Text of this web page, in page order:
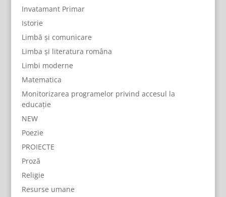
Invatamant Primar
Istorie
Limbă și comunicare
Limba și literatura româna
Limbi moderne
Matematica
Monitorizarea programelor privind accesul la
educație
NEW
Poezie
PROIECTE
Proză
Religie
Resurse umane